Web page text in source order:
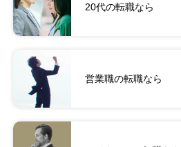
20代の転職なら
営業職の転職なら